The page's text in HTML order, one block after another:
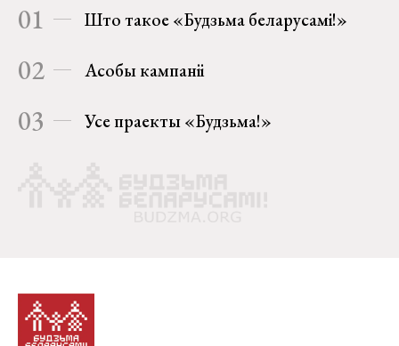
01 Што такое «Будзьма беларусамі!»
02 Асобы кампаніі
03 Усе праекты «Будзьма!»